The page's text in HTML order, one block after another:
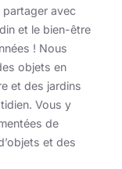
avec
et le bien-être
! Nous
objets en
et des jardins
Vous y
de
et des